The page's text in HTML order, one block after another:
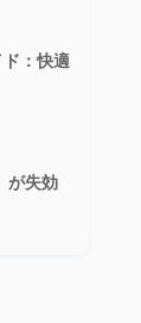
：快適
が失効